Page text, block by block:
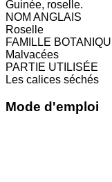
Guinée, roselle.
NOM ANGLAIS
Roselle
FAMILLE
Malvacées
PARTIE UTILISÉE
Les calices séchés
Mode d'emploi